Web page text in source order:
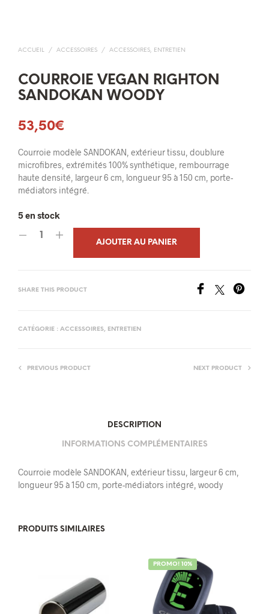
ACCUEIL / ACCESSOIRES / ACCESSOIRES, ENTRETIEN
COURROIE VEGAN RIGHTON
SANDOKAN WOODY
53,50€
Courroie modèle SANDOKAN, extérieur tissu, doublure
microfibres, extrémités 100% synthétique, rembourrage
haute densité, largeur 6 cm, longueur 95 à 150 cm, porte-
médiators intégré.
5 en stock
AJOUTER AU PANIER
SHARE THIS PRODUCT
CATÉGORIE : ACCESSOIRES, ENTRETIEN
PREVIOUS PRODUCT NEXT PRODUCT
DESCRIPTION
INFORMATIONS COMPLÉMENTAIRES
Courroie modèle SANDOKAN, extérieur tissu, largeur 6 cm,
longueur 95 à 150 cm, porte-médiators intégré, woody
PRODUITS SIMILAIRES
PROMO! 10%